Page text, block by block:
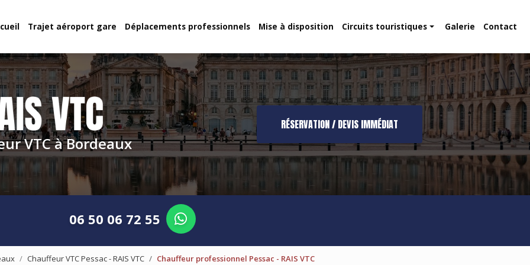
Trajet aéroport gare Déplacements professionnels Mise à disposition Circuits touristiques
Route des vins
Dune du Pilat
Galerie Contact
VTC à Bordeaux
RÉSERVATION / DEVIS IMMÉDIAT
06 50 06 72 55
Chauffeur VTC Pessac - RAIS VTC Chauffeur professionnel Pessac - RAIS VTC